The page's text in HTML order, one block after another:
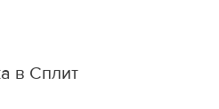
в Сплит